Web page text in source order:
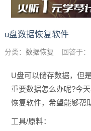
u盘数据恢复软件
分类： 数据恢复 回答于：
U盘可以储存数据，但
重要数据怎么办呢?今
恢复软件，希望能够帮
工具/原料：